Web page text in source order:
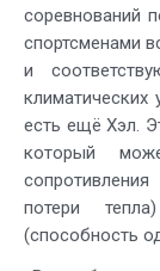
соревнований
спортсменами
и
климатических
есть ещё Хэл.
который
потери
(способность